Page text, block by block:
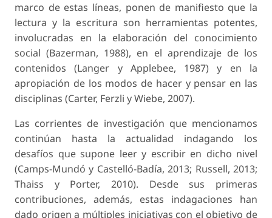
marco de estas líneas, ponen de manifiesto que la
lectura y la escritura son herramientas potentes,
involucradas en la elaboración del conocimiento
social (Bazerman, 1988), en el aprendizaje de los
contenidos (Langer y Applebee, 1987) y en la
apropiación de los modos de hacer y pensar en las
disciplinas (Carter, Ferzli y Wiebe, 2007).
Las corrientes de investigación que mencionamos
continúan hasta la actualidad indagando los
desafíos que supone leer y escribir en dicho nivel
(Camps-Mundó y Castelló-Badía, 2013; Russell, 2013;
Thaiss y Porter, 2010). Desde sus primeras
contribuciones, además, estas indagaciones han
dado origen a múltiples iniciativas con el objetivo de